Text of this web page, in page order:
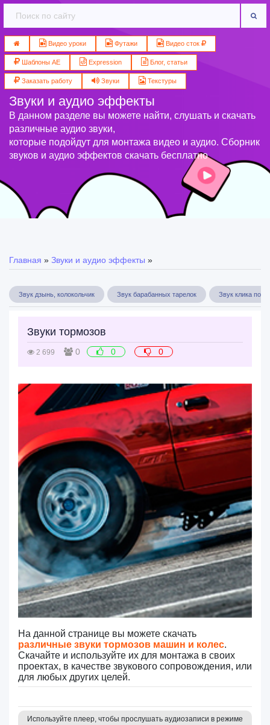
Видео уроки Футажи Видео сток
Шаблоны AE Expression Блог, статьи
Заказать работу Звуки Текстуры
Звуки и аудио эффекты
В данном разделе вы можете найти, слушать и скачать
различные аудио звуки,
которые подойдут для монтажа видео и аудио. Сборник
звуков и аудио эффектов скачать бесплатно
Главная » Звуки и аудио эффекты »
Звук дзынь, колокольчик Звук барабанных тарелок Звук клика по
Звуки тормозов
2 699 0 0 0
На данной странице вы можете скачать
различные звуки тормозов машин и колес.
Скачайте и используйте их для монтажа в своих
проектах, в качестве звукового сопровождения, или
для любых других целей.
Используйте плеер, чтобы прослушать аудиозаписи в режиме